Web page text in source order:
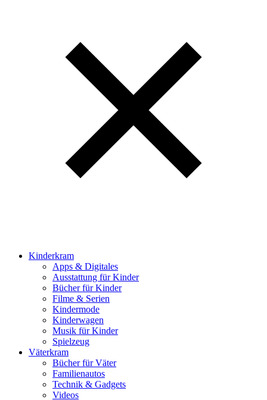
Kinderkram
Apps & Digitales
Ausstattung für Kinder
Bücher für Kinder
Filme & Serien
Kindermode
Kinderwagen
Musik für Kinder
Spielzeug
Väterkram
Bücher für Väter
Familienautos
Technik & Gadgets
Videos